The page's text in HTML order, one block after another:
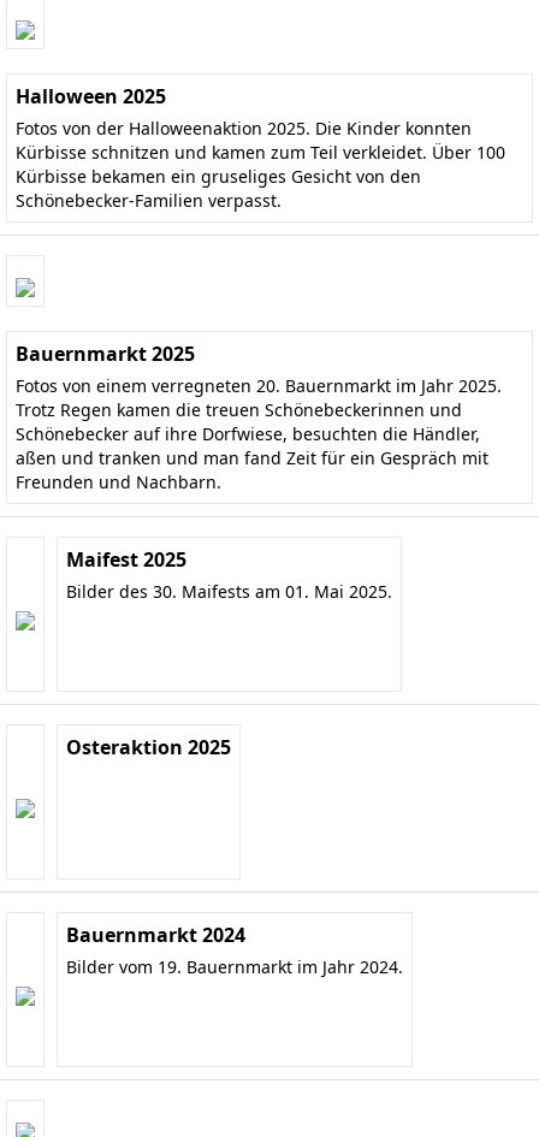
Halloween 2025
Fotos von der Halloweenaktion 2025. Die Kinder konnten
Kürbisse schnitzen und kamen zum Teil verkleidet. Über 100
Kürbisse bekamen ein gruseliges Gesicht von den
Schönebecker-Familien verpasst.
Bauernmarkt 2025
Fotos von einem verregneten 20. Bauernmarkt im Jahr 2025.
Trotz Regen kamen die treuen Schönebeckerinnen und
Schönebecker auf ihre Dorfwiese, besuchten die Händler,
aßen und tranken und man fand Zeit für ein Gespräch mit
Freunden und Nachbarn.
Maifest 2025
Bilder des 30. Maifests am 01. Mai 2025.
Osteraktion 2025
Bauernmarkt 2024
Bilder vom 19. Bauernmarkt im Jahr 2024.